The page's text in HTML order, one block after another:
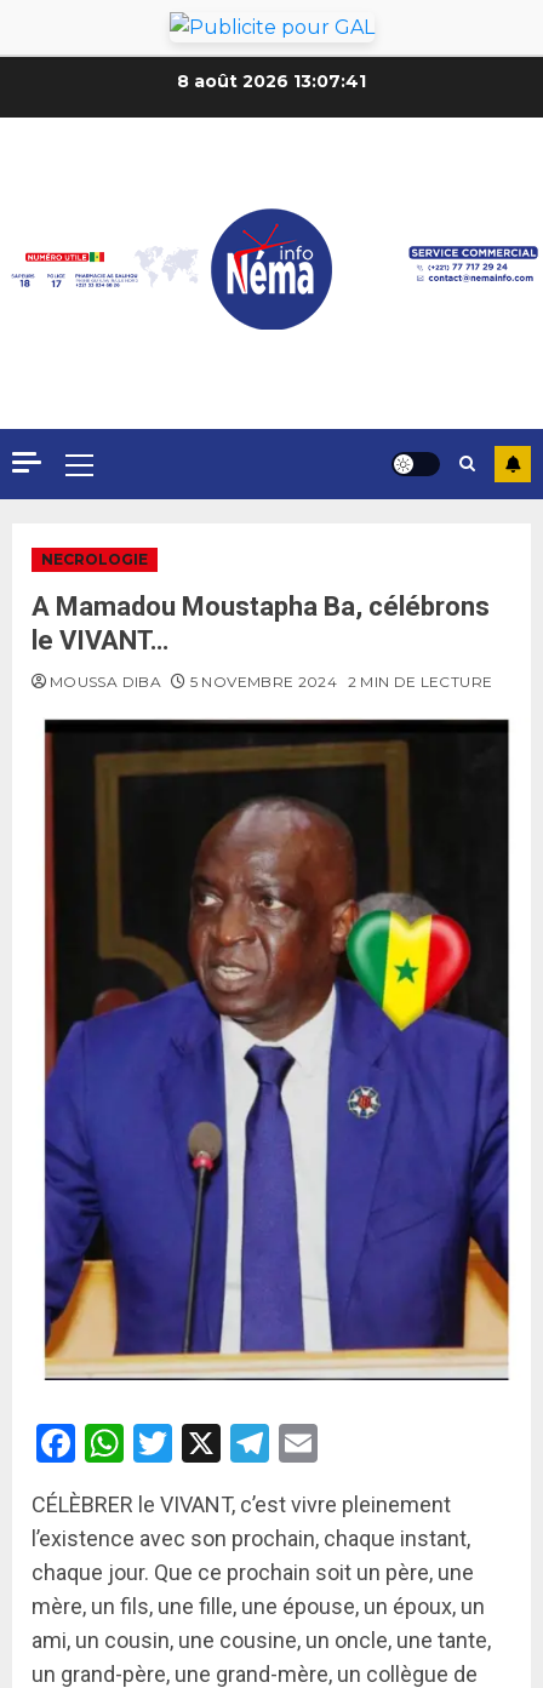
8 août 2026 13:07:43
NECROLOGIE
A Mamadou Moustapha Ba, célébrons
le VIVANT…
MOUSSA DIBA 5 NOVEMBRE 2024 2 MIN DE LECTURE
Facebook
WhatsApp
Twitter
X Telegram
CÉLÈBRER le VIVANT, c’est vivre pleinement
l’existence avec son prochain, chaque instant,
chaque jour. Que ce prochain soit un père, une
mère, un fils, une fille, une épouse, un époux, un
ami, un cousin, une cousine, un oncle, une tante,
un grand-père, une grand-mère, un collègue de